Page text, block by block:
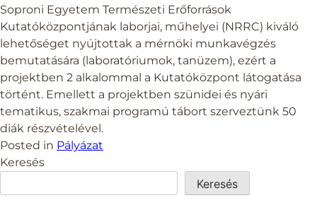
Soproni Egyetem Természeti Erőforrások
Kutatóközpontjának laborjai, műhelyei (NRRC) kiváló
lehetőséget nyújtottak a mérnöki munkavégzés
bemutatására (laboratóriumok, tanüzem), ezért a
projektben 2 alkalommal a Kutatóközpont látogatása
történt. Emellett a projektben szünidei és nyári
tematikus, szakmai programú tábort szerveztünk 50
diák részvételével.
Posted in Pályázat
Keresés
Keresés